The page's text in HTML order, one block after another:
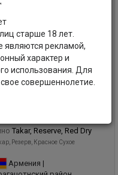
Takar, Reserve, Red Dry
Резерв, Красное Сухое
Армения |
старше 18 лет.
являются рекламой,
характер и
использования. Для
совершеннолетие.